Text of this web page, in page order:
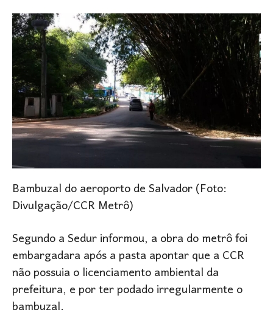
Bambuzal do aeroporto de Salvador (Foto:
Divulgação/CCR Metrô)
Segundo a Sedur informou, a obra do metrô foi
embargadara após a pasta apontar que a CCR
não possuia o licenciamento ambiental da
prefeitura, e por ter podado irregularmente o
bambuzal.